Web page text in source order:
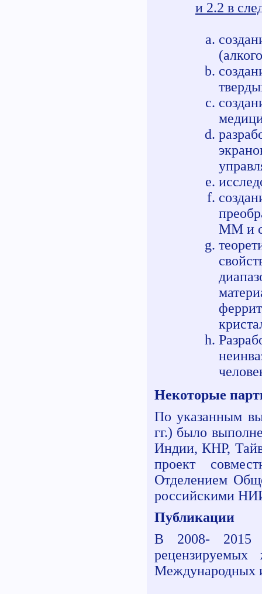
и 2.2 в
ММ и
Некоторые
По указанным
гг.) было
Индии, КНР,
проект
Отделением
российскими
Публикации
В 2008- 2015
Международных